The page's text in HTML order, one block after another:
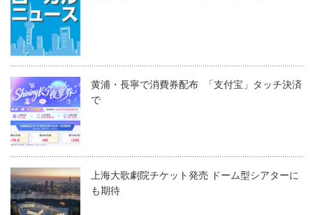
黄浦・長寧で消費券配布 「支付宝」タッチ決済
で
上海大歌劇院チケット発売 ドーム型シアターに
も期待